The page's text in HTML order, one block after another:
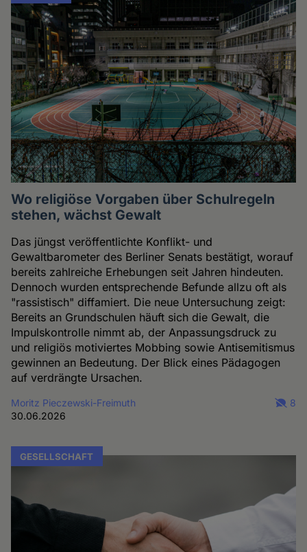
Wo religiöse Vorgaben über Schulregeln
stehen, wächst Gewalt
Das jüngst veröffentlichte Konflikt- und
Gewaltbarometer des Berliner Senats bestätigt, worauf
bereits zahlreiche Erhebungen seit Jahren hindeuten.
Dennoch wurden entsprechende Befunde allzu oft als
"rassistisch" diffamiert. Die neue Untersuchung zeigt:
Bereits an Grundschulen häuft sich die Gewalt, die
Impulskontrolle nimmt ab, der Anpassungsdruck zu
und religiös motiviertes Mobbing sowie Antisemitismus
gewinnen an Bedeutung. Der Blick eines Pädagogen
auf verdrängte Ursachen.
Moritz Pieczewski-Freimuth
30.06.2026
8
GESELLSCHAFT